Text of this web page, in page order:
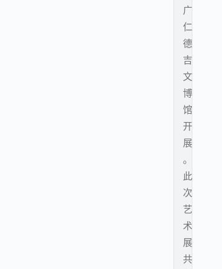
广
仁
德
吉
文
博
馆
开
展
。
此
次
艺
术
展
共